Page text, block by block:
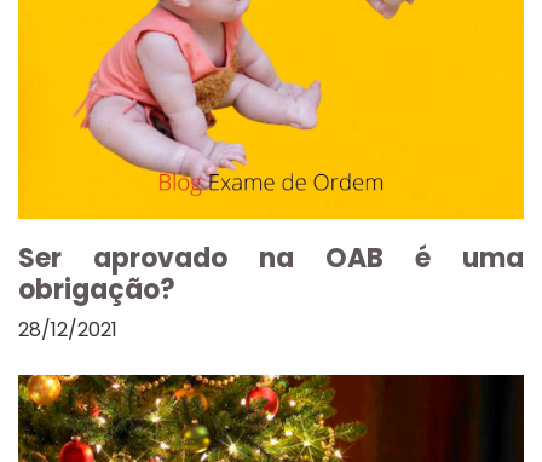
Ser aprovado na OAB é uma
obrigação?
28/12/2021